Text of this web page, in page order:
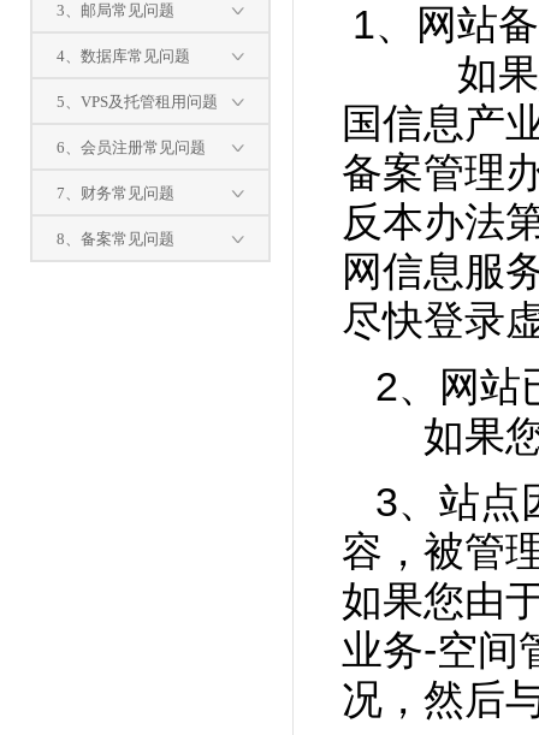
3、邮局常见问题
4、数据库常见问题
5、VPS及托管租用问题
6、会员注册常见问题
7、财务常见问题
8、备案常见问题
1、网站
如果
国信息产
备案管理
反本办法
网信息服
尽快登录
2、网站
如果您
3、站点
容，被管
如果您由
业务-空间
况，然后